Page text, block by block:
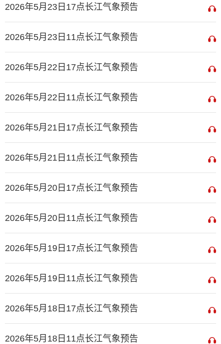
2026年5月23日17点长江气象预告
2026年5月23日11点长江气象预告
2026年5月22日17点长江气象预告
2026年5月22日11点长江气象预告
2026年5月21日17点长江气象预告
2026年5月21日11点长江气象预告
2026年5月20日17点长江气象预告
2026年5月20日11点长江气象预告
2026年5月19日17点长江气象预告
2026年5月19日11点长江气象预告
2026年5月18日17点长江气象预告
2026年5月18日11点长江气象预告